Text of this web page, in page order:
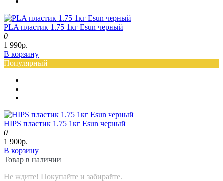
PLA пластик 1.75 1кг Esun черный
0
1 990р.
В корзину
Популярный
HIPS пластик 1.75 1кг Esun черный
0
1 900р.
В корзину
Товар в наличии
Не ждите! Покупайте и забирайте.